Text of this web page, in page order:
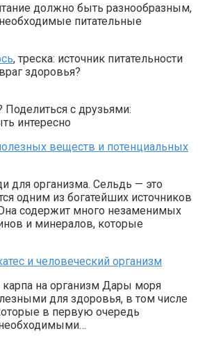
должно быть разнообразным,
питательные
, треска: источник питательности
здоровья?
Поделиться с друзьями:
интересно
веществ и потенциальных
для организма. Сельдь — это
одним из богатейших источников
содержит много незаменимых
и минералов, которые
и человеческий организм
карпа на организм Дары моря
для здоровья, в том числе
в первую очередь